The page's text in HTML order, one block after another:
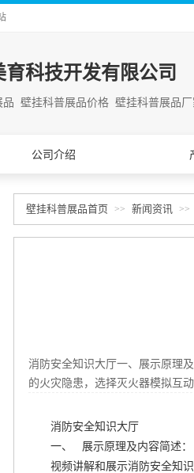
科技开发有限公司
品 壁挂科普展品价格 壁挂科普展品厂
公司介绍
壁挂科普展品首页 >> 新闻资讯 >>
消防安全知识大厅一、展示原理
的火灾隐患，选择灭火器模拟互
消防安全知识大厅
一、 展示原理及内容简述：
视频讲解和展示消防安全知